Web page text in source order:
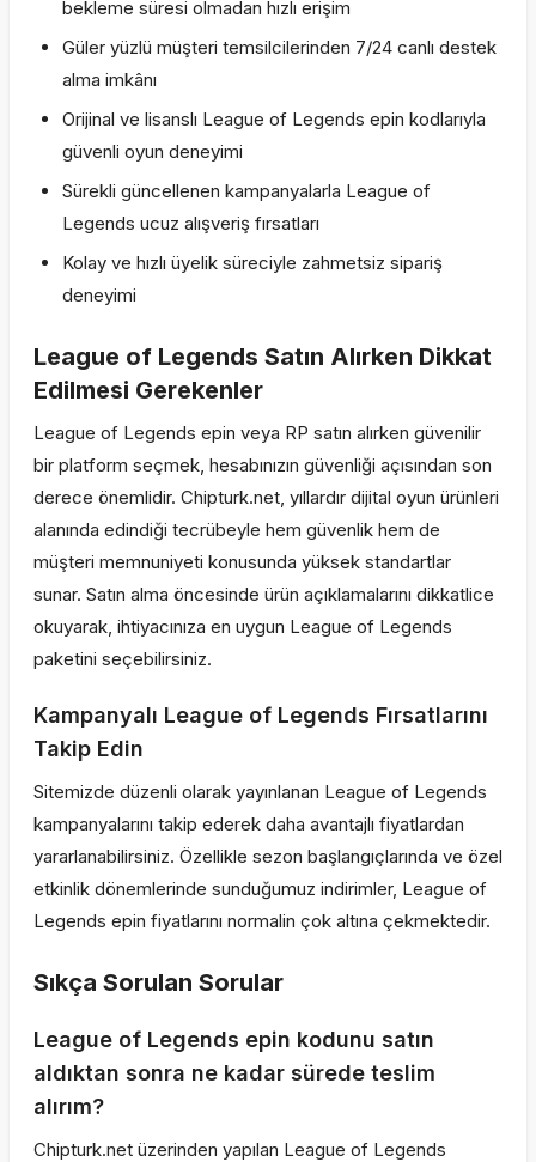
bekleme süresi olmadan hızlı erişim
Güler yüzlü müşteri temsilcilerinden 7/24 canlı destek
alma imkânı
Orijinal ve lisanslı League of Legends epin kodlarıyla
güvenli oyun deneyimi
Sürekli güncellenen kampanyalarla League of
Legends ucuz alışveriş fırsatları
Kolay ve hızlı üyelik süreciyle zahmetsiz sipariş
deneyimi
League of Legends Satın Alırken Dikkat
Edilmesi Gerekenler
League of Legends epin veya RP satın alırken güvenilir
bir platform seçmek, hesabınızın güvenliği açısından son
derece önemlidir. Chipturk.net, yıllardır dijital oyun ürünleri
alanında edindiği tecrübeyle hem güvenlik hem de
müşteri memnuniyeti konusunda yüksek standartlar
sunar. Satın alma öncesinde ürün açıklamalarını dikkatlice
okuyarak, ihtiyacınıza en uygun League of Legends
paketini seçebilirsiniz.
Kampanyalı League of Legends Fırsatlarını
Takip Edin
Sitemizde düzenli olarak yayınlanan League of Legends
kampanyalarını takip ederek daha avantajlı fiyatlardan
yararlanabilirsiniz. Özellikle sezon başlangıçlarında ve özel
etkinlik dönemlerinde sunduğumuz indirimler, League of
Legends epin fiyatlarını normalin çok altına çekmektedir.
Sıkça Sorulan Sorular
League of Legends epin kodunu satın
aldıktan sonra ne kadar sürede teslim
alırım?
Chipturk.net üzerinden yapılan League of Legends